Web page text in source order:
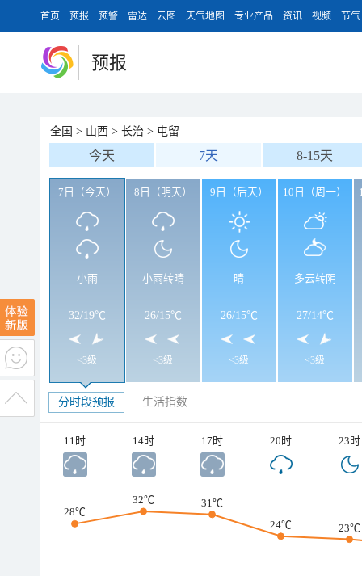
首页 预报 预警 雷达 云图 天气地图 专业产品 资讯 视频 节气
预报
全国 > 山西 > 长治 > 屯留
今天 7天 8-15天
7日（今天）
小雨
32/19℃
<3级
8日（明天）
小雨转晴
26/15℃
<3级
9日（后天）
晴
26/15℃
<3级
10日（周一）
多云转阴
27/14℃
<3级
分时段预报 生活指数
11时 14时 17时 20时 23时
28℃
32℃
31℃
24℃
23℃